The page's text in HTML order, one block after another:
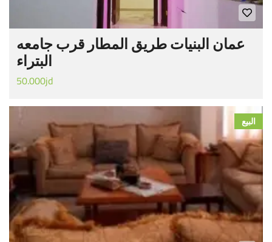
عمان البنيات طريق المطار قرب جامعه
البتراء
50.000jd
البيع